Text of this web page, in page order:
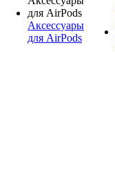
Аксессуары
для AirPods